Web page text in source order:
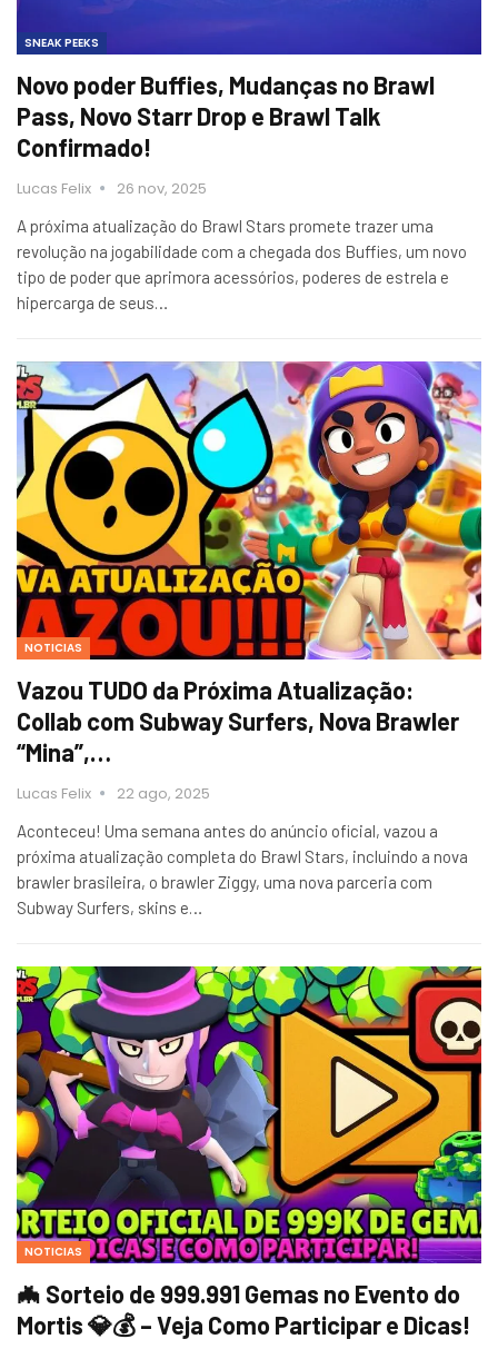
SNEAK PEEKS
Novo poder Buffies, Mudanças no Brawl
Pass, Novo Starr Drop e Brawl Talk
Confirmado!
Lucas Felix 26 nov, 2025
A próxima atualização do Brawl Stars promete trazer uma
revolução na jogabilidade com a chegada dos Buffies, um novo
tipo de poder que aprimora acessórios, poderes de estrela e
hipercarga de seus…
NOTICIAS
Vazou TUDO da Próxima Atualização:
Collab com Subway Surfers, Nova Brawler
“Mina”,…
Lucas Felix 22 ago, 2025
Aconteceu! Uma semana antes do anúncio oficial, vazou a
próxima atualização completa do Brawl Stars, incluindo a nova
brawler brasileira, o brawler Ziggy, uma nova parceria com
Subway Surfers, skins e…
NOTICIAS
🦇 Sorteio de 999.991 Gemas no Evento do
Mortis 💎💰 – Veja Como Participar e Dicas!